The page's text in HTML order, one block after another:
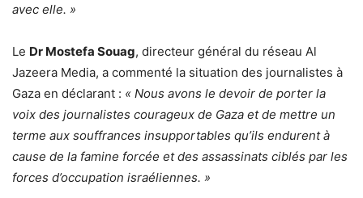
avec elle. »
Le Dr Mostefa Souag, directeur général du réseau Al
Jazeera Media, a commenté la situation des journalistes à
Gaza en déclarant : « Nous avons le devoir de porter la
voix des journalistes courageux de Gaza et de mettre un
terme aux souffrances insupportables qu’ils endurent à
cause de la famine forcée et des assassinats ciblés par les
forces d’occupation israéliennes. »